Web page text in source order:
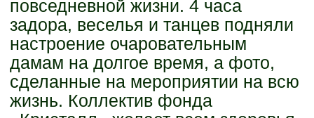
повседневной жизни. 4 часа
задора, веселья и танцев подняли
настроение очаровательным
дамам на долгое время, а фото,
сделанные на мероприятии на всю
жизнь. Коллектив фонда